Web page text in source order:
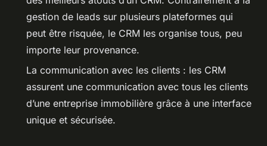
gestion de leads sur plusieurs plateformes qui
peut être risquée, le CRM les organise tous, peu
importe leur provenance.
La communication avec les clients : les CRM
assurent une communication avec tous les clients
d’une entreprise immobilière grâce à une interface
unique et sécurisée.